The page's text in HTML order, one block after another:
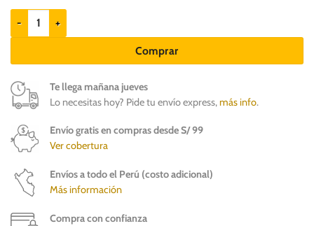
Zeedog arnés Soft walk modelo Gotham cantidad
Comprar
Te llega mañana jueves
Lo necesitas hoy? Pide tu envío express,más info.
Envío gratis en compras desde S/ 99
Ver cobertura
Envíos a todo el Perú (costo adicional)
Más información
Compra con confianza